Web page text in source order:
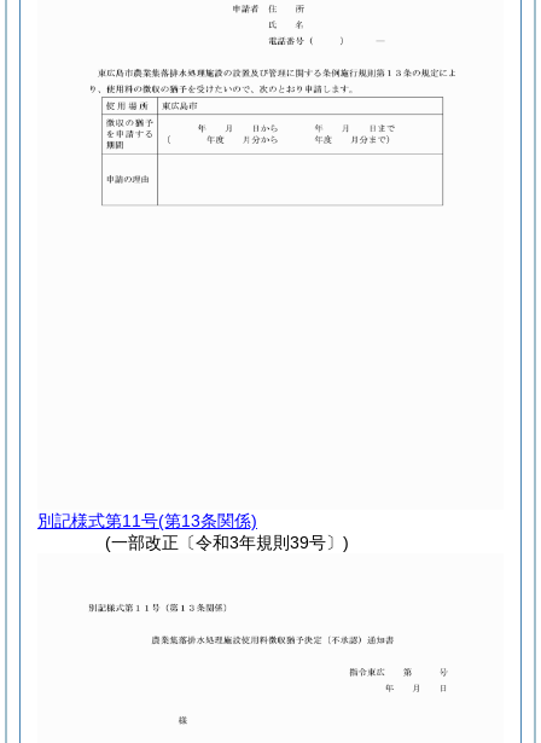
別記様式第11号(第13条関係)
(一部改正〔令和3年規則39号〕)